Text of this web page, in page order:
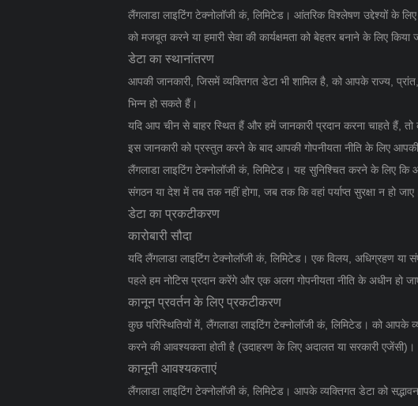
लैंगलाडा लाइटिंग टेक्नोलॉजी कं, लिमिटेड। आंतरिक विश्लेषण उद्देश्यों के
को मजबूत करने या हमारी सेवा की कार्यक्षमता को बेहतर बनाने के लिए
डेटा का स्थानांतरण
आपकी जानकारी, जिसमें व्यक्तिगत डेटा भी शामिल है, को आपके राज्य,
भिन्न हो सकते हैं।
यदि आप चीन से बाहर स्थित हैं और हमें जानकारी प्रदान करना चाहते हैं,
इस जानकारी को प्रस्तुत करने के बाद आपकी गोपनीयता नीति के लिए
लैंगलाडा लाइटिंग टेक्नोलॉजी कं, लिमिटेड। यह सुनिश्चित करने के लिए
संगठन या देश में तब तक नहीं होगा, जब तक कि वहां पर्याप्त सुरक्षा न हो
डेटा का प्रकटीकरण
कारोबारी सौदा
यदि लैंगलाडा लाइटिंग टेक्नोलॉजी कं, लिमिटेड। एक विलय, अधिग्रहण या
पहले हम नोटिस प्रदान करेंगे और एक अलग गोपनीयता नीति के अधीन हो
कानून प्रवर्तन के लिए प्रकटीकरण
कुछ परिस्थितियों में, लैंगलाडा लाइटिंग टेक्नोलॉजी कं, लिमिटेड। को आपके
करने की आवश्यकता होती है (उदाहरण के लिए अदालत या सरकारी एजेंसी)।
कानूनी आवश्यकताएं
लैंगलाडा लाइटिंग टेक्नोलॉजी कं, लिमिटेड। आपके व्यक्तिगत डेटा को